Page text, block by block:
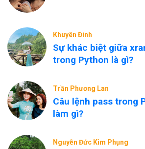
Khuyên Đinh
Sự khác biệt giữa
trong Python là gì?
Trần Phương Lan
Câu lệnh pass trong
làm gì?
Nguyễn Đức Kim Phụng